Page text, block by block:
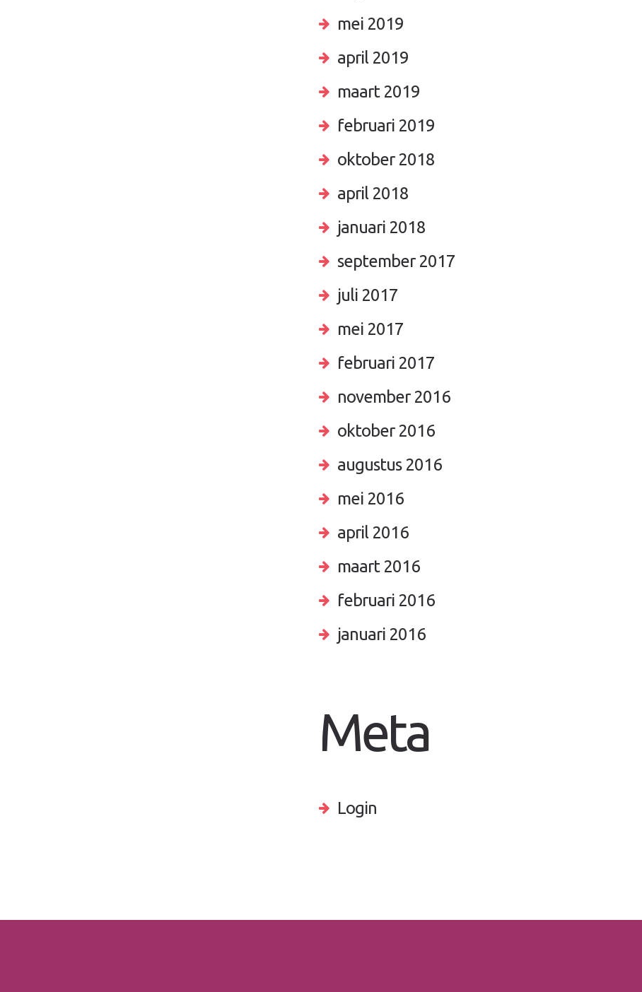
mei 2019
april 2019
maart 2019
februari 2019
oktober 2018
april 2018
januari 2018
september 2017
juli 2017
mei 2017
februari 2017
november 2016
oktober 2016
augustus 2016
mei 2016
april 2016
maart 2016
februari 2016
januari 2016
Meta
Login